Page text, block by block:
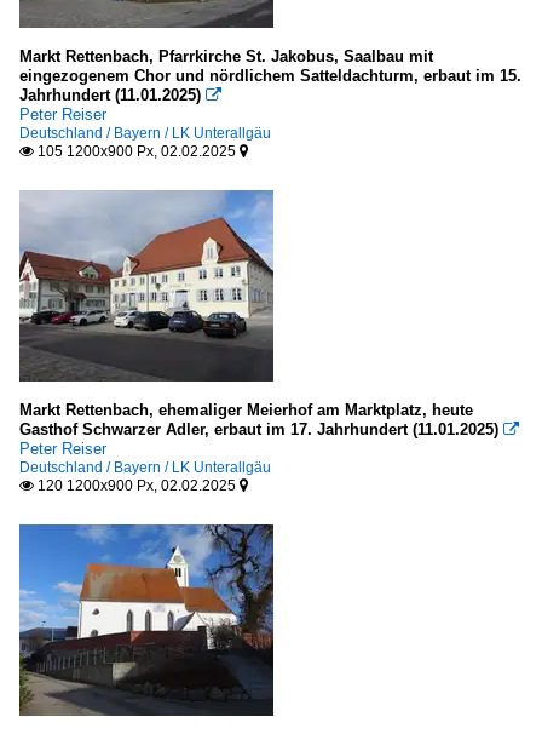
Markt Rettenbach, Pfarrkirche St. Jakobus, Saalbau mit
eingezogenem Chor und nördlichem Satteldachturm, erbaut im 15.
Jahrhundert (11.01.2025) 
Peter Reiser
Deutschland / Bayern / LK Unterallgäu
 105 1200x900 Px, 02.02.2025 
Markt Rettenbach, ehemaliger Meierhof am Marktplatz, heute
Gasthof Schwarzer Adler, erbaut im 17. Jahrhundert (11.01.2025) 
Peter Reiser
Deutschland / Bayern / LK Unterallgäu
 120 1200x900 Px, 02.02.2025 